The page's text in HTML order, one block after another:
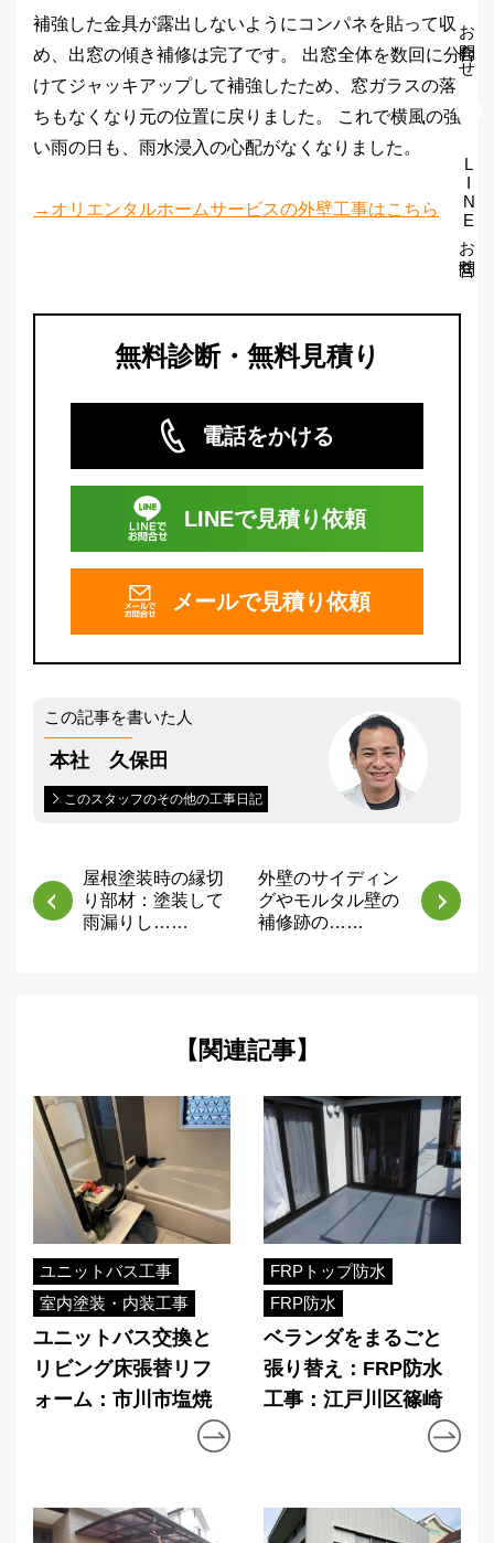
補強した金具が露出しないようにコンパネを貼って収
め、出窓の傾き補修は完了です。 出窓全体を数回に分
けてジャッキアップして補強したため、窓ガラスの落
ちもなくなり元の位置に戻りました。 これで横風の強
い雨の日も、雨水浸入の心配がなくなりました。
→オリエンタルホームサービスの外壁工事はこちら
無料診断・無料見積り
電話をかける
LINEで見積り依頼
メールで見積り依頼
この記事を書いた人
本社 久保田
このスタッフのその他の工事日記
屋根塗装時の縁切
り部材：塗装して
雨漏りし……
外壁のサイディン
グやモルタル壁の
補修跡の……
【関連記事】
ユニットバス工事
室内塗装・内装工事
ユニットバス交換と
リビング床張替リフ
ォーム：市川市塩焼
FRPトップ防水
FRP防水
ベランダをまるごと
張り替え：FRP防水
工事：江戸川区篠崎
お問合わせ
LINEお問合せ